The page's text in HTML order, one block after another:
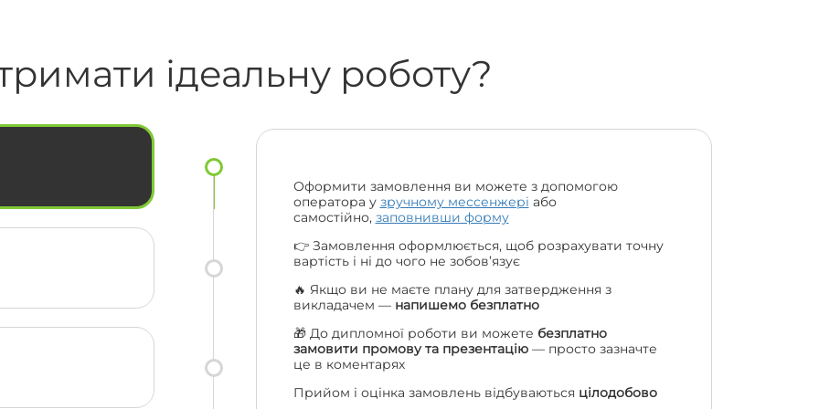
величезна подяка. Ціни порівняно з
іншими взагалі топ. Рекомендую вас
і сама буду звертатися ще. Велике
дякую усій вашій команді 😍🔥
ідеальну роботу?
Оформити замовлення ви можете з допомогою
оператора у зручному мессенжері або
самостійно, заповнивши форму
👉 Замовлення оформлюється, щоб розрахувати точну
вартість і ні до чого не зобов’язує
🔥 Якщо ви не маєте плану для затвердження з
викладачем — напишемо безплатно
🎁 До дипломної роботи ви можете безплатно
замовити промову та презентацію— просто зазначте
це в коментарях
Прийом і оцінка замовлень відбуваються цілодобово